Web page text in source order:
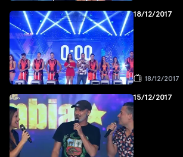
18/12/2017
18/12/2017
15/12/2017